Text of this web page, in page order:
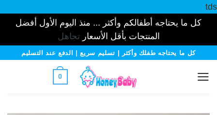
tds
كل ما يحتاجه أطفالكم وأكثر ... منذ اليوم الأول أفضل
المنتجات بأقل الأسعارتجاهل
تخطيكل ما يحتاجه طفلك وأكثر | تسليم سريع | الدفع عند التسليم
0